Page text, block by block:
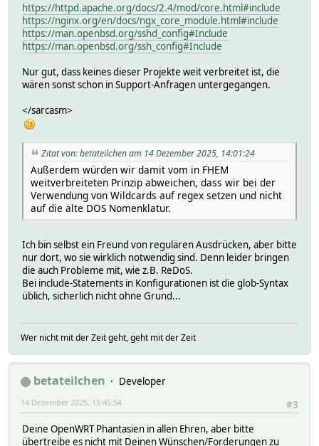
https://httpd.apache.org/docs/2.4/mod/core.html#include
https://nginx.org/en/docs/ngx_core_module.html#include
https://man.openbsd.org/sshd_config#Include
https://man.openbsd.org/ssh_config#Include
Nur gut, dass keines dieser Projekte weit verbreitet ist, die
wären sonst schon in Support-Anfragen untergegangen.
</sarcasm>
Zitat von: betateilchen am 14 Dezember 2025, 14:01:24
Außerdem würden wir damit vom in FHEM
weitverbreiteten Prinzip abweichen, dass wir bei der
Verwendung von Wildcards auf regex setzen und nicht
auf die alte DOS Nomenklatur.
Ich bin selbst ein Freund von regulären Ausdrücken, aber bitte
nur dort, wo sie wirklich notwendig sind. Denn leider bringen
die auch Probleme mit, wie z.B. ReDoS.
Bei include-Statements in Konfigurationen ist die glob-Syntax
üblich, sicherlich nicht ohne Grund...
Wer nicht mit der Zeit geht, geht mit der Zeit
betateilchen
Developer
#3
14 Dezember 2025, 15:45:54
Deine OpenWRT Phantasien in allen Ehren, aber bitte
übertreibe es nicht mit Deinen Wünschen/Forderungen zu